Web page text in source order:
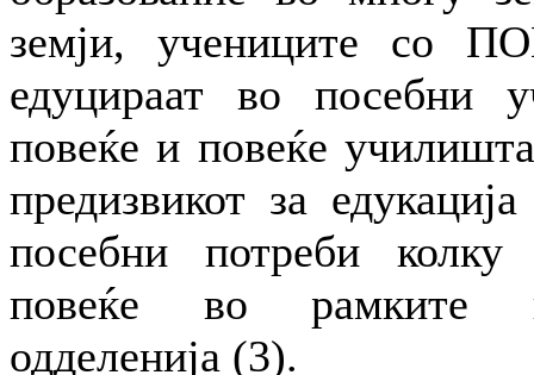
земји, учениците со
едуцираат во посебни
повеќе и повеќе
предизвикот за
посебни потреби
повеќе во рамките
одделенија (3).